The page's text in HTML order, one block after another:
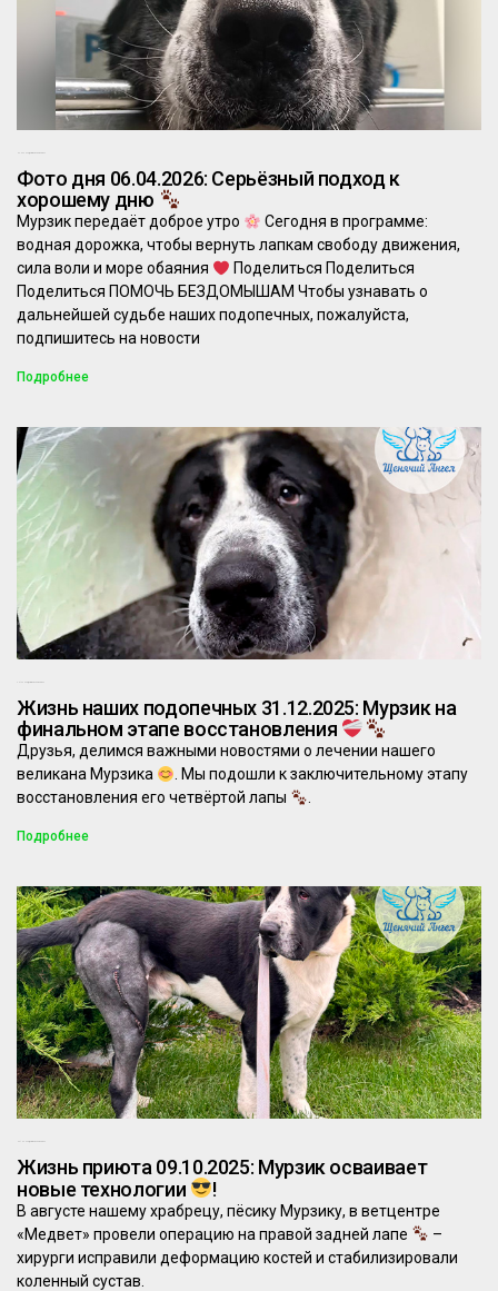
Фото дня 06.04.2026: Серьёзный подход к
хорошему дню
Мурзик передаёт доброе утро
Сегодня в программе:
водная дорожка, чтобы вернуть лапкам свободу движения,
сила воли и море обаяния
Поделиться Поделиться
Поделиться ПОМОЧЬ БЕЗДОМЫШАМ Чтобы узнавать о
дальнейшей судьбе наших подопечных, пожалуйста,
подпишитесь на новости
Подробнее
Жизнь наших подопечных 31.12.2025: Мурзик на
финальном этапе восстановления
Друзья, делимся важными новостями о лечении нашего
великана Мурзика
. Мы подошли к заключительному этапу
восстановления его четвёртой лапы
.
Подробнее
Жизнь приюта 09.10.2025: Мурзик осваивает
новые технологии
!
В августе нашему храбрецу, пёсику Мурзику, в ветцентре
«Медвет» провели операцию на правой задней лапе
–
хирурги исправили деформацию костей и стабилизировали
коленный сустав.